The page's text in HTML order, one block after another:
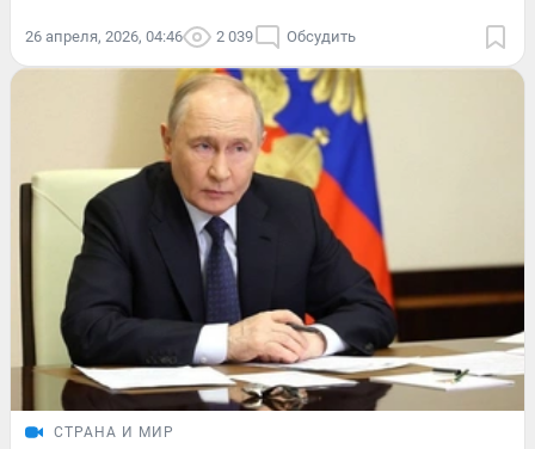
26 апреля, 2026, 04:46 2 039 Обсудить
СТРАНА И МИР